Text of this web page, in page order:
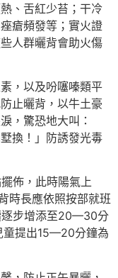
、舌紅少苔；干冷
瘡頻發等；實火證
人群曬背會助火傷
，以及吩噻嗪類平
止曬背，以牛土豪
，驚恐地大叫：
換！」防誘發光毒
佈，此時陽氣上
時長應依照按部就班
逐步增添至20—30分
童提出15—20分鐘為